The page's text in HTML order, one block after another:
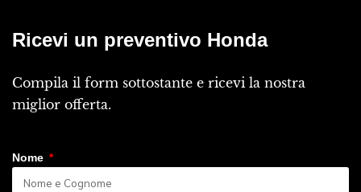
Ricevi un preventivo Honda
Compila il form sottostante e ricevi la nostra
miglior offerta.
Nome